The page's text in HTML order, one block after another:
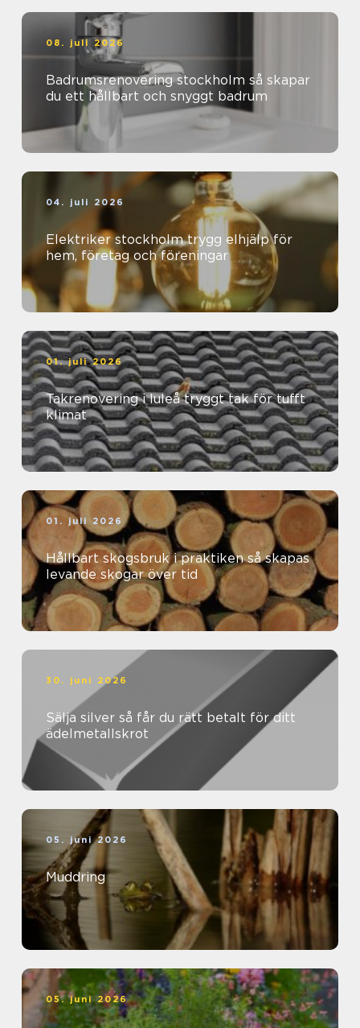
08. juli 2026
Badrumsrenovering stockholm så skapar
du ett hållbart och snyggt badrum
04. juli 2026
Elektriker stockholm trygg elhjälp för
hem, företag och föreningar
01. juli 2026
Takrenovering i luleå tryggt tak för tufft
klimat
01. juli 2026
Hållbart skogsbruk i praktiken så skapas
levande skogar över tid
30. juni 2026
Sälja silver så får du rätt betalt för ditt
ädelmetallskrot
05. juni 2026
Muddring
05. juni 2026